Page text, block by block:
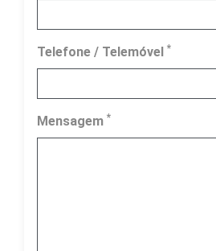
Telefone / Telemóvel *
Mensagem *